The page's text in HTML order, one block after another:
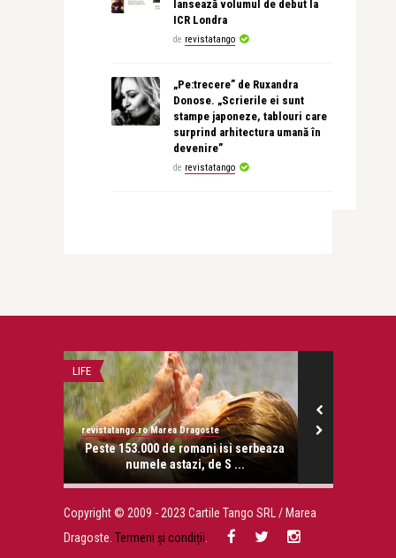
lansează volumul de debut la
ICR Londra
de revistatango
„Pe:trecere” de Ruxandra
Donose. „Scrierile ei sunt
stampe japoneze, tablouri care
surprind arhitectura umană în
devenire”
de revistatango
LIFE
revistatango.ro Marea Dragoste
Peste 153.000 de romani isi serbeaza
numele astazi, de S ...
Copyright © 2009 - 2023 Cartile Tango SRL / Marea
Dragoste. Termeni și condiții